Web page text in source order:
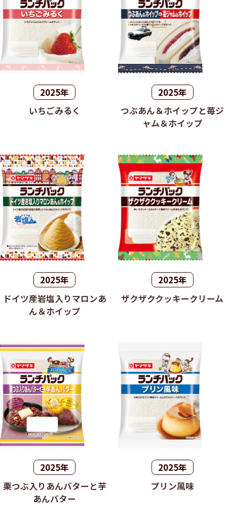
2025年
いちごみるく
2025年
つぶあん＆ホイップと苺ジ
ャム＆ホイップ
2025年
ドイツ産岩塩入りマロンあ
ん＆ホイップ
2025年
ザクザククッキークリーム
2025年
栗つぶ入りあんバターと芋
あんバター
2025年
プリン風味